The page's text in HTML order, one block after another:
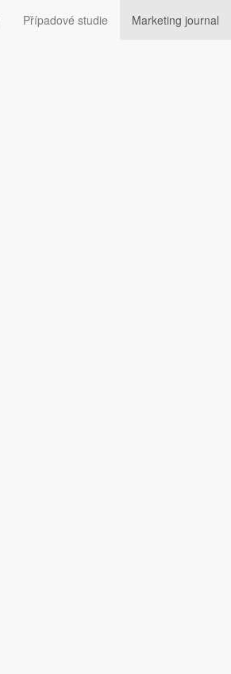
Případové studie
Marketing journal